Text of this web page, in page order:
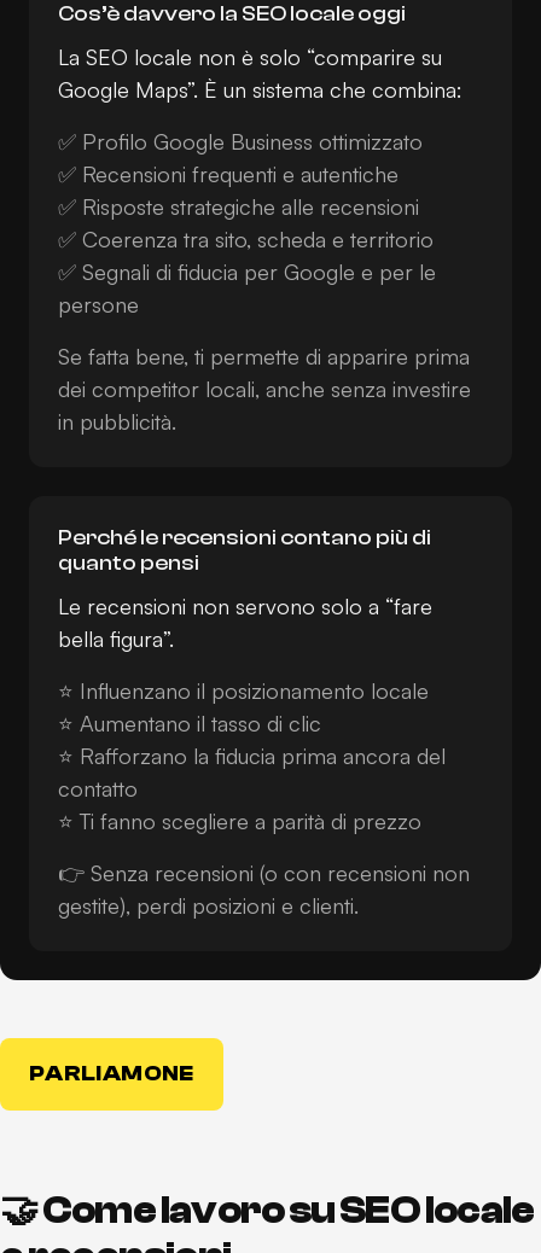
Cos’è davvero la SEO locale oggi
La SEO locale non è solo “comparire su
Google Maps”. È un sistema che combina:
✅ Profilo Google Business ottimizzato
✅ Recensioni frequenti e autentiche
✅ Risposte strategiche alle recensioni
✅ Coerenza tra sito, scheda e territorio
✅ Segnali di fiducia per Google e per le
persone
Se fatta bene, ti permette di apparire prima
dei competitor locali, anche senza investire
in pubblicità.
Perché le recensioni contano più di
quanto pensi
Le recensioni non servono solo a “fare
bella figura”.
⭐ Influenzano il posizionamento locale
⭐ Aumentano il tasso di clic
⭐ Rafforzano la fiducia prima ancora del
contatto
⭐ Ti fanno scegliere a parità di prezzo
👉 Senza recensioni (o con recensioni non
gestite), perdi posizioni e clienti.
PARLIAMONE
🤝 Come lavoro su SEO locale